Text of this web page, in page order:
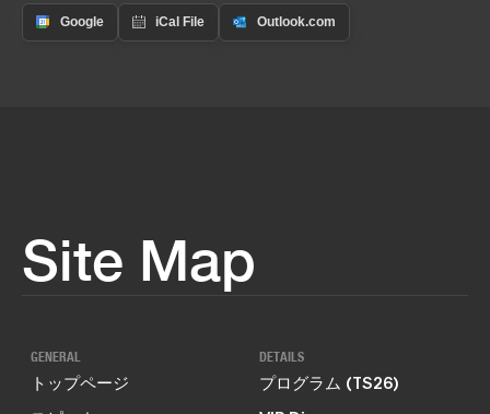
Site Map
GENERAL
トップページ
DETAILS
プログラム (TS26)